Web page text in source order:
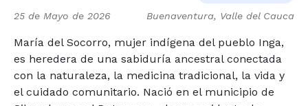
25 de Mayo de 2026 Buenaventura, Valle del Cauca
María del Socorro, mujer indígena del pueblo Inga,
es heredera de una sabiduría ancestral conectada
con la naturaleza, la medicina tradicional, la vida y
el cuidado comunitario. Nació en el municipio de